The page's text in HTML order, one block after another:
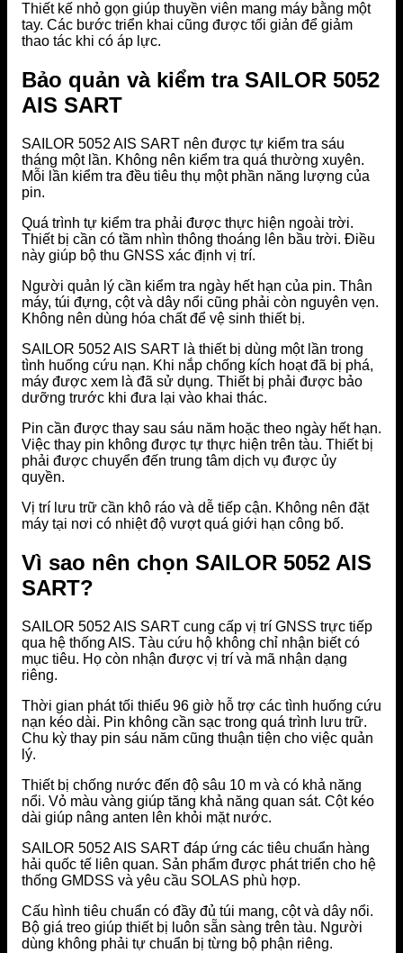
Thiết kế nhỏ gọn giúp thuyền viên mang máy bằng một
tay. Các bước triển khai cũng được tối giản để giảm
thao tác khi có áp lực.
Bảo quản và kiểm tra SAILOR 5052
AIS SART
SAILOR 5052 AIS SART nên được tự kiểm tra sáu
tháng một lần. Không nên kiểm tra quá thường xuyên.
Mỗi lần kiểm tra đều tiêu thụ một phần năng lượng của
pin.
Quá trình tự kiểm tra phải được thực hiện ngoài trời.
Thiết bị cần có tầm nhìn thông thoáng lên bầu trời. Điều
này giúp bộ thu GNSS xác định vị trí.
Người quản lý cần kiểm tra ngày hết hạn của pin. Thân
máy, túi đựng, cột và dây nổi cũng phải còn nguyên vẹn.
Không nên dùng hóa chất để vệ sinh thiết bị.
SAILOR 5052 AIS SART là thiết bị dùng một lần trong
tình huống cứu nạn. Khi nắp chống kích hoạt đã bị phá,
máy được xem là đã sử dụng. Thiết bị phải được bảo
dưỡng trước khi đưa lại vào khai thác.
Pin cần được thay sau sáu năm hoặc theo ngày hết hạn.
Việc thay pin không được tự thực hiện trên tàu. Thiết bị
phải được chuyển đến trung tâm dịch vụ được ủy
quyền.
Vị trí lưu trữ cần khô ráo và dễ tiếp cận. Không nên đặt
máy tại nơi có nhiệt độ vượt quá giới hạn công bố.
Vì sao nên chọn SAILOR 5052 AIS
SART?
SAILOR 5052 AIS SART cung cấp vị trí GNSS trực tiếp
qua hệ thống AIS. Tàu cứu hộ không chỉ nhận biết có
mục tiêu. Họ còn nhận được vị trí và mã nhận dạng
riêng.
Thời gian phát tối thiểu 96 giờ hỗ trợ các tình huống cứu
nạn kéo dài. Pin không cần sạc trong quá trình lưu trữ.
Chu kỳ thay pin sáu năm cũng thuận tiện cho việc quản
lý.
Thiết bị chống nước đến độ sâu 10 m và có khả năng
nổi. Vỏ màu vàng giúp tăng khả năng quan sát. Cột kéo
dài giúp nâng anten lên khỏi mặt nước.
SAILOR 5052 AIS SART đáp ứng các tiêu chuẩn hàng
hải quốc tế liên quan. Sản phẩm được phát triển cho hệ
thống GMDSS và yêu cầu SOLAS phù hợp.
Cấu hình tiêu chuẩn có đầy đủ túi mang, cột và dây nổi.
Bộ giá treo giúp thiết bị luôn sẵn sàng trên tàu. Người
dùng không phải tự chuẩn bị từng bộ phận riêng.